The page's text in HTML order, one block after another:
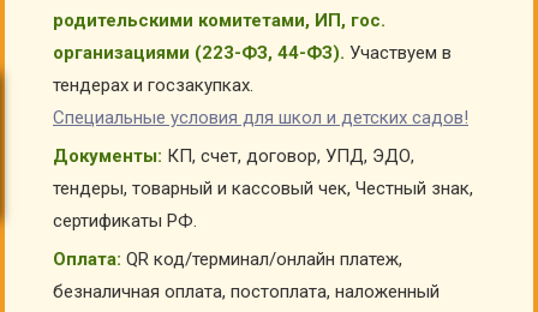
родительскими комитетами, ИП, гос.
организациями (223-ФЗ, 44-ФЗ). Участвуем в
тендерах и госзакупках.
Специальные условия для школ и детских садов!
Документы: КП, счет, договор, УПД, ЭДО,
тендеры, товарный и кассовый чек, Честный знак,
сертификаты РФ.
Оплата: QR код/терминал/онлайн платеж,
безналичная оплата, постоплата, наложенный